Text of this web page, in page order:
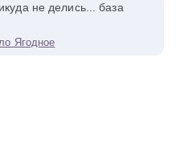
не делись... база
Ягодное